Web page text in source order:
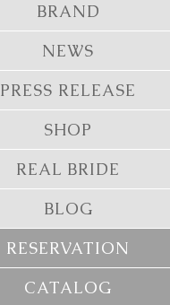
BRAND
NEWS
PRESS RELEASE
SHOP
REAL BRIDE
BLOG
RESERVATION
CATALOG